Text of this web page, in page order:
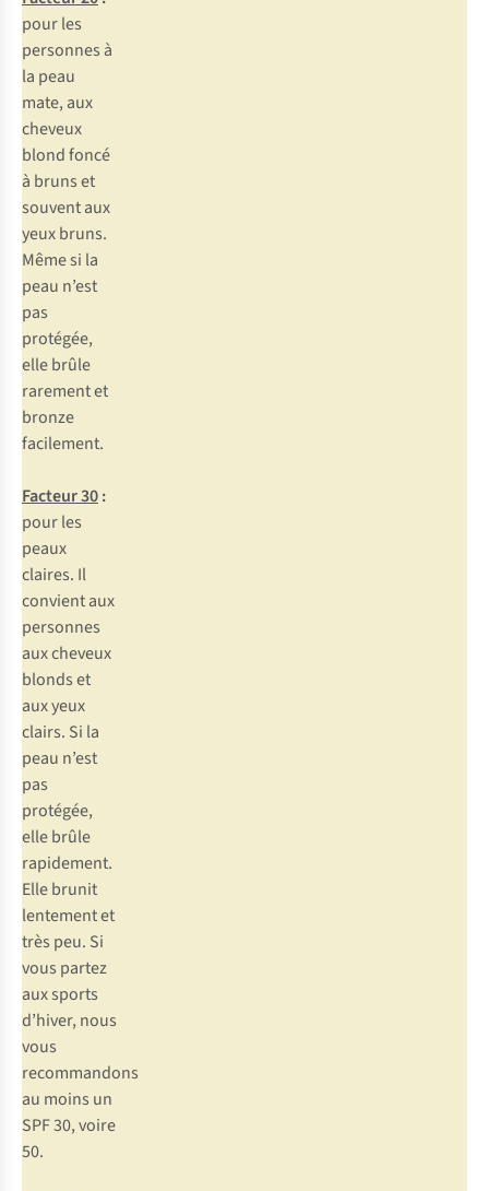
pour les
personnes à
la peau
mate, aux
cheveux
blond foncé
à bruns et
souvent aux
yeux bruns.
Même si la
peau n’est
pas
protégée,
elle brûle
rarement et
bronze
facilement.
Facteur 30:
pour les
peaux
claires. Il
convient aux
personnes
aux cheveux
blonds et
aux yeux
clairs. Si la
peau n’est
pas
protégée,
elle brûle
rapidement.
Elle brunit
lentement et
très peu. Si
vous partez
aux sports
d’hiver, nous
vous
recommandons
au moins un
SPF 30, voire
50.